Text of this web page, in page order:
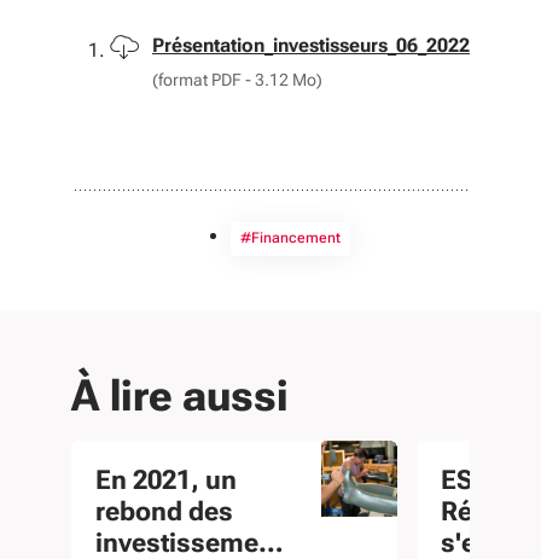
Télécharger
Présentation_investisseurs_06_2022
(format PDF - 3.12 Mo)
#Financement
À lire aussi
En 2021, un
rebond des
investissements
ESS : la
Région